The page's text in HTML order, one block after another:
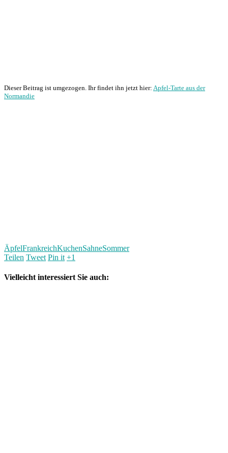
Dieser Beitrag ist umgezogen. Ihr findet ihn jetzt hier: Apfel-Tarte aus der
Normandie
ÄpfelFrankreichKuchenSahneSommer
Teilen Tweet Pin it +1
Vielleicht interessiert Sie auch: